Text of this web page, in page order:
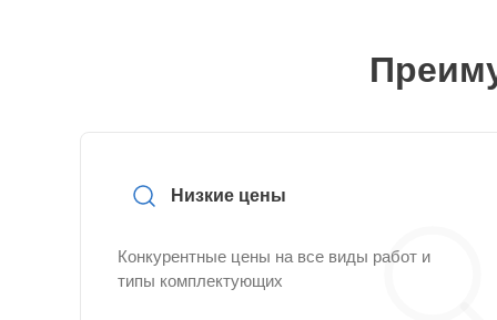
Низкие цены
Конкурентные цены на все виды работ и
типы комплектующих